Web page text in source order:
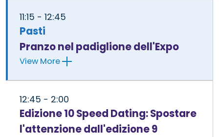
11:15 - 12:45
Pasti
Pranzo nel padiglione dell'Expo
View More
12:45 - 2:00
Edizione 10 Speed Dating: Spostare
l'attenzione dall'edizione 9